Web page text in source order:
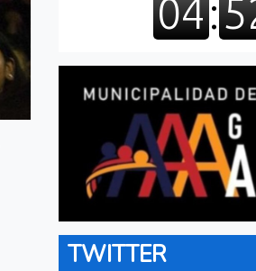
TWITTER